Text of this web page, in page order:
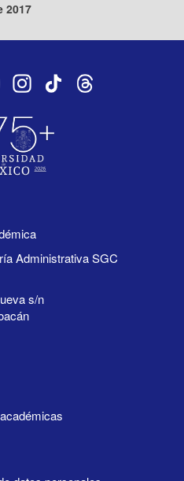
2017
Administrativa SGC
s/n